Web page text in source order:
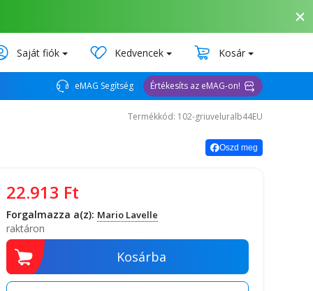
Saját fiók Kedvencek Kosár
eMAG Segítség Értékesíts az eMAG-on!
Termékkód: 102-griuveluralb44EU
Oszd meg
22.913 Ft
Forgalmazza a(z): Mario Lavelle
raktáron
Kosárba